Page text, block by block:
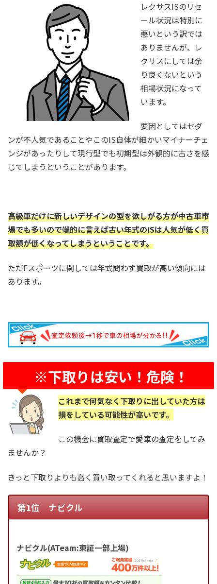
レクサスISのリセ
ール状況は特別に
悪いという訳では
ありませんが、レ
クサスにしては余
り良くないという
相場状況になって
います。
要因としてはセダ
ンが不人気であることやこのIS自体が細かいマイナーチェ
ンジがあったりして現行型でも初期型は外観的に古さを感
じてしまうということがあります。
高級車だけに新しいデザインの型を欲しがる方が中古車市
場でも多いので端的に言えば古い年式のISは人気が低く買
取額が低くなってしまうということです。
ただFスポーツに関しては年式問わず買取が高い傾向には
あります。
※下取りは安い！危険！
これまで何気なく下取りに出していた方は
損をしている可能性が高いです。
この機会に買取査定で愛車の査定をしてみ
ませんか？
きっと下取りよりも高く買い取ってくれると思いますよ！
第1位 ナビクル
ナビクル(ATeam:東証一部上場)